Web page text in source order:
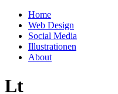
Menü
Home
Web Design
Social Media
Illustrationen
About
Lt